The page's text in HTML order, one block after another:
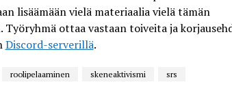
lisäämään vielä materiaalia vielä tämän
Työryhmä ottaa vastaan toiveita ja
Discord-serverillä.
roolipelaaminen skeneaktivismi
srs